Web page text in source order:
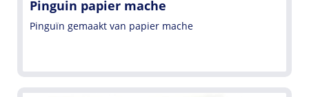
Pinguin papier mache
Pinguïn gemaakt van papier mache